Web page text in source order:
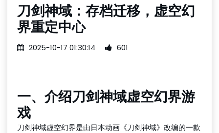
刀剑神域：存档迁移，虚空幻
界重定中心
2025-10-17 01:30:14 601
一、介绍刀剑神域虚空幻界游
戏
刀剑神域虚空幻界是由日本动画《刀剑神域》改编的一款